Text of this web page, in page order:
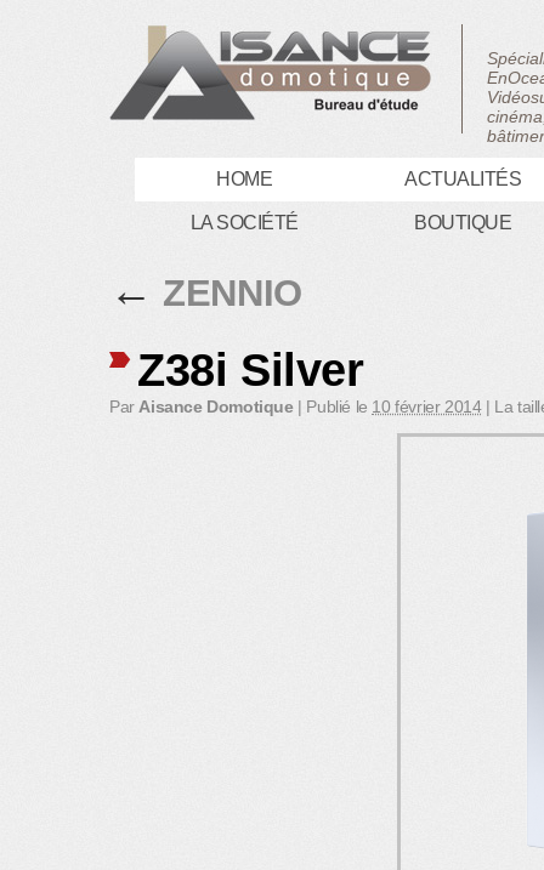
HOME ACTUALITÉS
LA SOCIÉTÉ BOUTIQUE
← ZENNIO
Z38i Silver
Par Aisance Domotique | Publié le 10 février 2014 | La